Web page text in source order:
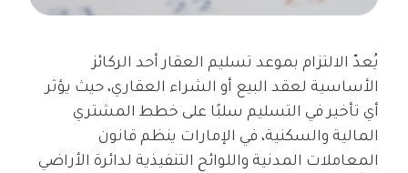
يُعدّ الالتزام بموعد تسليم العقار أحد الركائز
الأساسية لعقد البيع أو الشراء العقاري، حيث يؤثر
أي تأخير في التسليم سلبًا على خطط المشتري
المالية والسكنية، في الإمارات ينظم قانون
المعاملات المدنية واللوائح التنفيذية لدائرة الأراضي